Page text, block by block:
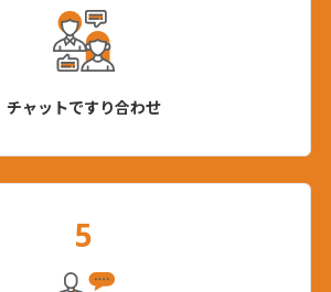
チャットですり合わせ
5